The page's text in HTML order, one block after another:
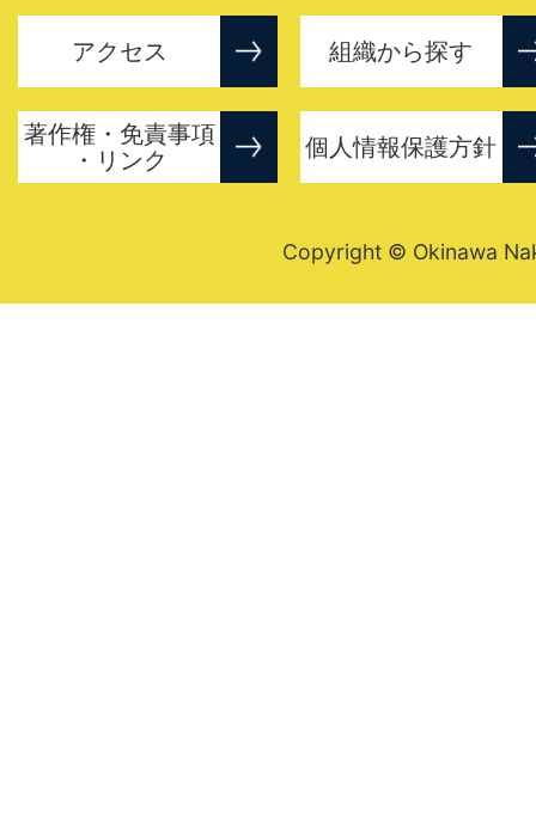
アクセス 組織から探す
著作権・免責事項
・リンク
個人情報保護方針
Copyright © Okinawa